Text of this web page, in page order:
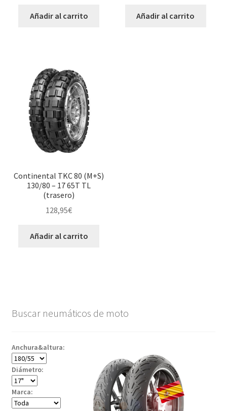
Añadir al carrito Añadir al carrito
Continental TKC 80 (M+S)
130/80 – 17 65T TL
(trasero)
128,95€
Añadir al carrito
Buscar neumáticos de moto
Anchura&altura:
Diámetro:
Marca: